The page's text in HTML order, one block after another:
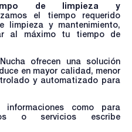
de limpieza y
el tiempo requerido
limpieza y mantenimiento,
al máximo tu tiempo de
ofrecen una solución
en mayor calidad, menor
y automatizado para
como para
o servicios escribe